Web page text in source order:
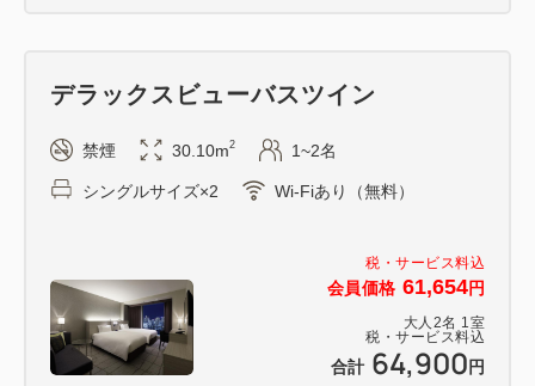
税・サービス料込
会員価格 61,654円
大人 2名 1 室
税・サービス料込
合計 64,900円
デラックスビューバスツイン
禁煙 30.10m2 1~2名
シングルサイズ×2 Wi-Fiあり（無料）